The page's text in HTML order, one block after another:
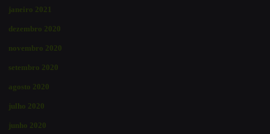
janeiro 2021
dezembro 2020
novembro 2020
setembro 2020
agosto 2020
julho 2020
junho 2020